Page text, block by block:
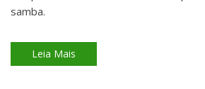
samba.
Leia Mais